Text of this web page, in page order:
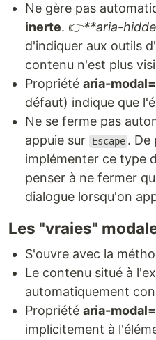
Ne gère pas
inerte. 👉**aria-
d'indiquer aux outils
contenu n'est plus
Propriété aria-
défaut) indique que
Ne se ferme pas
appuie sur
Escape . De
implémenter ce type
penser à ne fermer
dialogue lorsqu'on
Les "vraies"
S'ouvre avec la
Le contenu situé à
automatiquement
Propriété aria-
implicitement à